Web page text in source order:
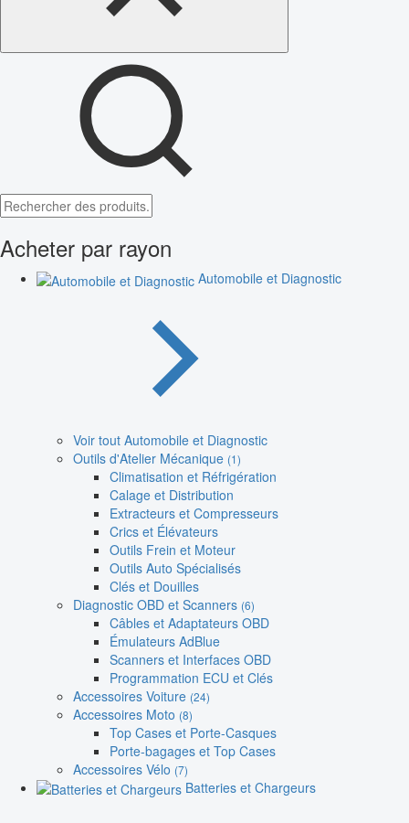
Acheter par rayon
Automobile et Diagnostic
Voir tout Automobile et Diagnostic
Outils d'Atelier Mécanique (1)
Climatisation et Réfrigération
Calage et Distribution
Extracteurs et Compresseurs
Crics et Élévateurs
Outils Frein et Moteur
Outils Auto Spécialisés
Clés et Douilles
Diagnostic OBD et Scanners (6)
Câbles et Adaptateurs OBD
Émulateurs AdBlue
Scanners et Interfaces OBD
Programmation ECU et Clés
Accessoires Voiture (24)
Accessoires Moto (8)
Top Cases et Porte-Casques
Porte-bagages et Top Cases
Accessoires Vélo (7)
Batteries et Chargeurs